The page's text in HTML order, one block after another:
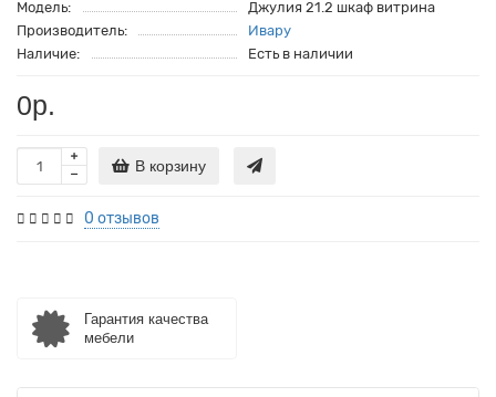
Модель:
Джулия 21.2 шкаф витрина
Производитель:
Ивару
Наличие:
Есть в наличии
0р.
В корзину
0 отзывов
Гарантия качества
мебели